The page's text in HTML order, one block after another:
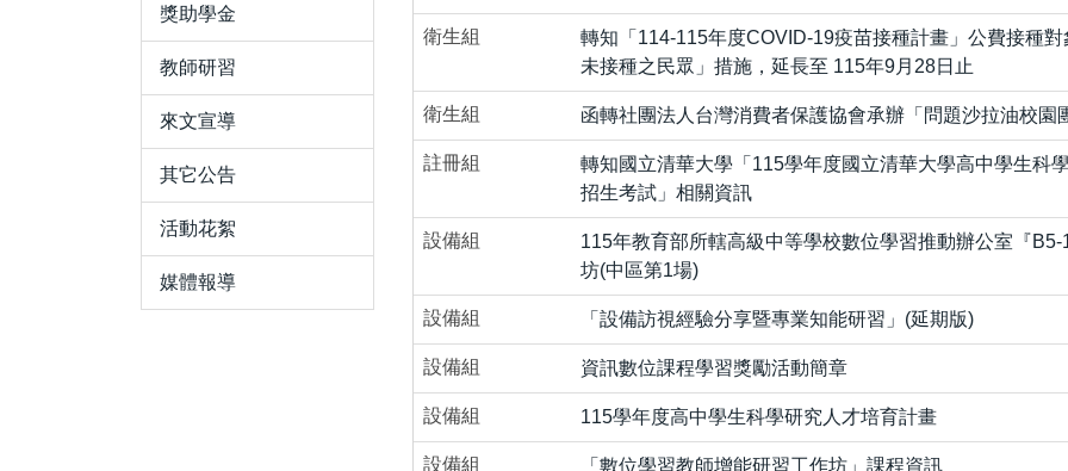
獎助學金
教師研習
來文宣導
其它公告
活動花絮
媒體報導
衛生組
轉知「114-115年度COVID-19疫苗接種計畫」公費接種
未接種之民眾」措施，延長至 115年9月28日止
衛生組 函轉社團法人台灣消費者保護協會承辦「問題沙拉油校園
註冊組
轉知國立清華大學「115學年度國立清華大學高中學生科
招生考試」相關資訊
設備組
115年教育部所轄高級中等學校數位學習推動辦公室『
坊(中區第1場)
設備組 「設備訪視經驗分享暨專業知能研習」(延期版)
設備組 資訊數位課程學習獎勵活動簡章
設備組 115學年度高中學生科學研究人才培育計畫
設備組 「數位學習教師增能研習工作坊」課程資訊